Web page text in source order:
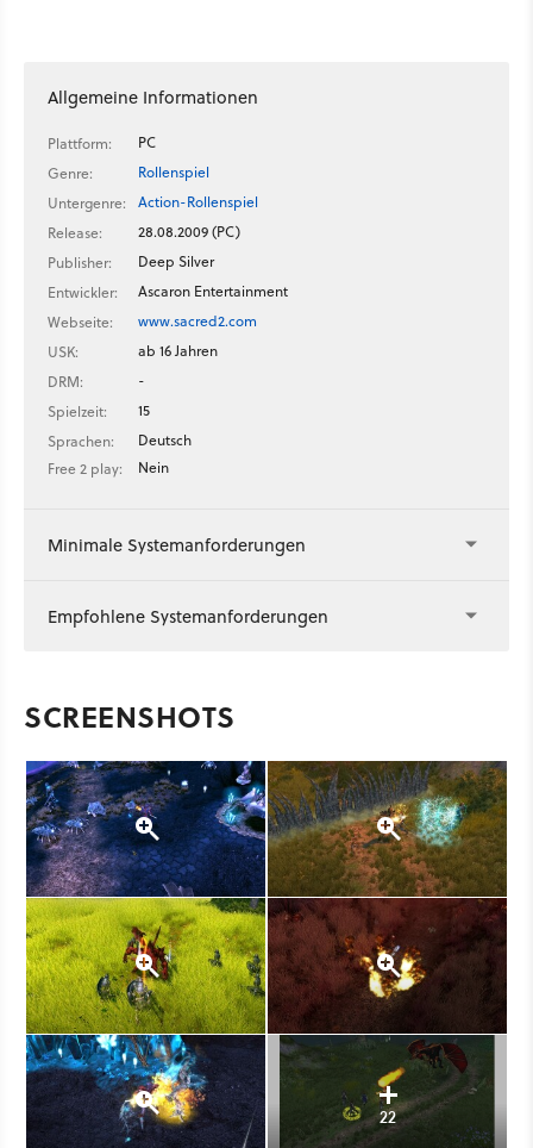
Allgemeine Informationen
Plattform:
PC
Genre:
Rollenspiel
Untergenre:
Action-Rollenspiel
Release:
28.08.2009 (PC)
Publisher:
Deep Silver
Entwickler:
Ascaron Entertainment
Webseite:
www.sacred2.com
USK:
ab 16 Jahren
DRM:
-
Spielzeit:
15
Sprachen:
Deutsch
Free 2 play:
Nein
Minimale Systemanforderungen
Empfohlene Systemanforderungen
SCREENSHOTS
22